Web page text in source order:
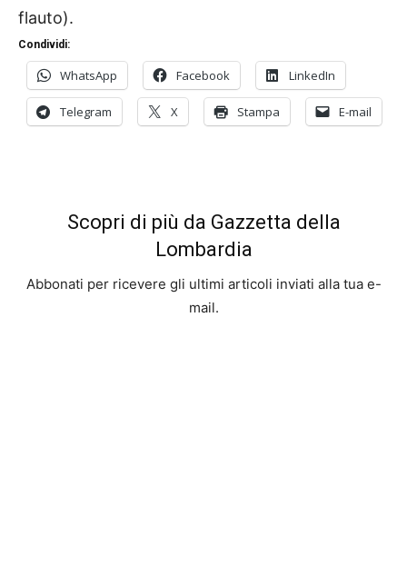
flauto).
Condividi:
WhatsApp Facebook LinkedIn
Telegram X Stampa E-mail
Scopri di più da Gazzetta della
Lombardia
Abbonati per ricevere gli ultimi articoli inviati alla tua e-
mail.